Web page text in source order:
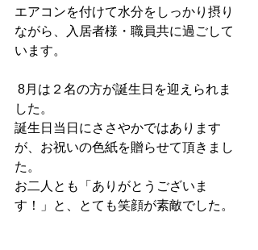
エアコンを付けて水分をしっかり摂り
ながら、入居者様・職員共に過ごして
います。
した。
誕生日当日にささやかではあります
が、お祝いの色紙を贈らせて頂きまし
た。
お二人とも「ありがとうございま
す！」と、とても笑顔が素敵でした。